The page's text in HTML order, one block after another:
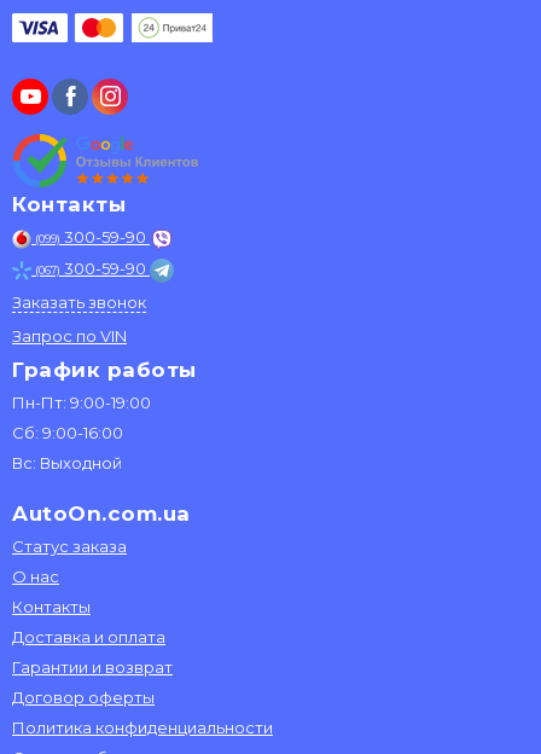
Контакты
(099) 300-59-90
(067) 300-59-90
Заказать звонок
Запрос по VIN
График работы
Пн-Пт: 9:00-19:00
Сб: 9:00-16:00
Вс: Выходной
AutoOn.com.ua
Статус заказа
О нас
Контакты
Доставка и оплата
Гарантии и возврат
Договор оферты
Политика конфиденциальности